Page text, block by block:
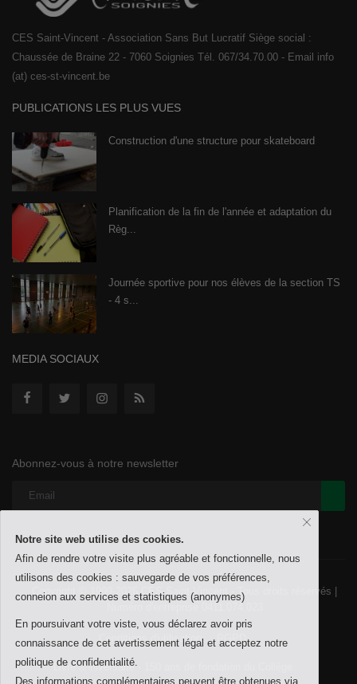
CES Saint-Vincent - Association Sans But Lucratif Siège social :
Chaussée de Braine 22 - 7060 Soignies Tél. 067/34.70.00 - Email info
(at) ces-st-vincent.be
PUBLICATIONS LES PLUS VUES
Construction d'une structure pour skateboard
Planification de la fin de l'année et adaptation du
Règ...
Journée sportive pour nos élèves de la section TS
- 4 s...
MEDIA SOCIAUX
Abonnez-vous à notre newsletter
Copyright © 1999-2026 CES Saint-Vincent - Tous droits réservés |
Numéro d'entreprise 0411.074.023
Conditions d'utilisation
Livre anniversaire - 150 ans de fondation du Collège
Notre site web utilise des cookies.
Afin de rendre votre visite plus agréable et fonctionnelle, nous
utilisons des cookies : sauvegarde de vos préférences,
conneion aux services et statistiques (anonymes)
En poursuivant votre viste, vous déclarez avoir pris
connaissance de cet avertissement légal et acceptez notre
politique de confidentialité.
Des informations complémentaires peuvent être obtenues via